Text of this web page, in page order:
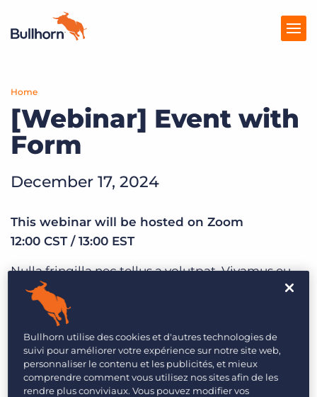
Solutions
Tarification
Produits
Ressources
Marketplace
Planifier une démo
Home
[Webinar] Event with
Form
December 17, 2024
This webinar will be hosted on Zoom
12:00 CST / 13:00 EST
Nulla fringilla nec tellus a volutpat. Vivamus eu
posuere nisi. Pellentesque convallis nisl erat, at
ultrices ante condimentum eu. Vivamus pulvinar
luctus dui commodo sodales. Proin sed diam
neque. Phasellus molestie nunc lacus, gravida
aliquet magna tincidunt sed. Suspendisse quis
dignissim nibh, eget varius ex. Ut augue erat,
Bullhorn utilise des cookies et d'autres technologies de
suivi pour améliorer votre expérience sur notre site web,
personnaliser le contenu et les publicités, et mieux
comprendre comment vous utilisez nos sites afin de les
rendre plus conviviaux. Vous pouvez modifier vos